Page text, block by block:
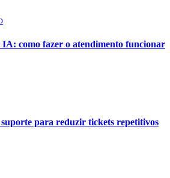
como fazer o atendimento funcionar
para reduzir tickets repetitivos